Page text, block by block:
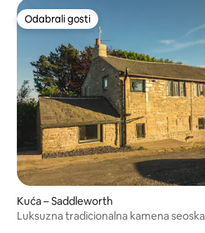
Odabrali gosti
Odabrali gosti
Kuća – Saddleworth
Luksuzna tradicionalna kamena